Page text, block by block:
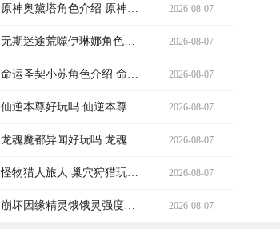
选择指南
灵师高胜率实用阵容搭配指
南
原神奥黛塔角色介绍 原神奥
黛塔强度分析与实战表现
2026-08-07
无期迷途荒噬伊琳娜角色介
绍 无期迷途荒噬伊琳娜强度
解析与技能实战评测
2026-08-07
命运圣契小苏角色介绍 命运
圣契小苏强度分析与实战表
现
2026-08-07
仙逆本尊好玩吗 仙逆本尊最
新玩法与入门技巧详解
2026-08-07
龙魂魔都异闻好玩吗 龙魂魔
都异闻核心玩法与特色体验
详解
2026-08-07
怪物猎人旅人 巢穴狩猎玩法
详解与全流程攻略
2026-08-07
崩坏因缘精灵饿饿灵强度解 2026-08-07